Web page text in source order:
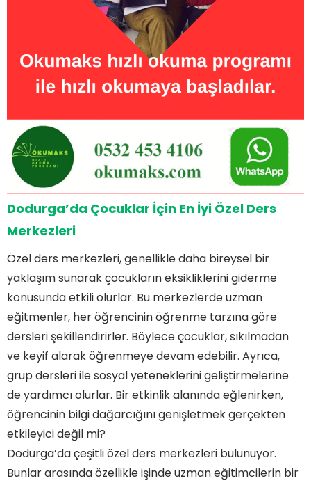
Dodurga’da Çocuklar İçin En İyi Özel Ders
Merkezleri
Özel ders merkezleri, genellikle daha bireysel bir
yaklaşım sunarak çocukların eksikliklerini giderme
konusunda etkili olurlar. Bu merkezlerde uzman
eğitmenler, her öğrencinin öğrenme tarzına göre
dersleri şekillendirirler. Böylece çocuklar, sıkılmadan
ve keyif alarak öğrenmeye devam edebilir. Ayrıca,
grup dersleri ile sosyal yeteneklerini geliştirmelerine
de yardımcı olurlar. Bir etkinlik alanında eğlenirken,
öğrencinin bilgi dağarcığını genişletmek gerçekten
etkileyici değil mi?
Dodurga’da çeşitli özel ders merkezleri bulunuyor.
Bunlar arasında özellikle işinde uzman eğitimcilerin bir
Hızlı Okuma Programına Nasıl Katılabilirim?
Dodurga'da Eğitimde Fark Yaratan Özel Ders
Seçenekleri
Başarıya Giden Yol: Dodurga'daki Özel Ders
İmkanları
Dodurga’da Çocuklar İçin En İyi Özel Ders